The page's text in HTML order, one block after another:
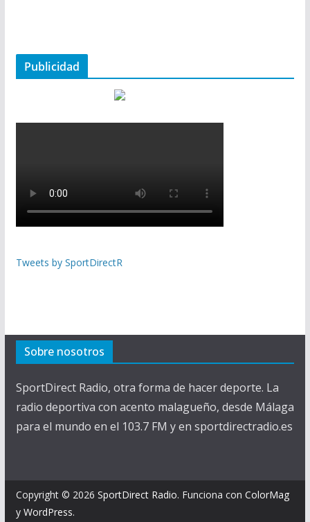
Publicidad
Tweets by SportDirectR
Sobre nosotros
SportDirect Radio, otra forma de hacer deporte. La
radio deportiva con acento malagueño, desde Málaga
para el mundo en el 103.7 FM y en sportdirectradio.es
Copyright © 2026 SportDirect Radio. Funciona con ColorMag
y WordPress.